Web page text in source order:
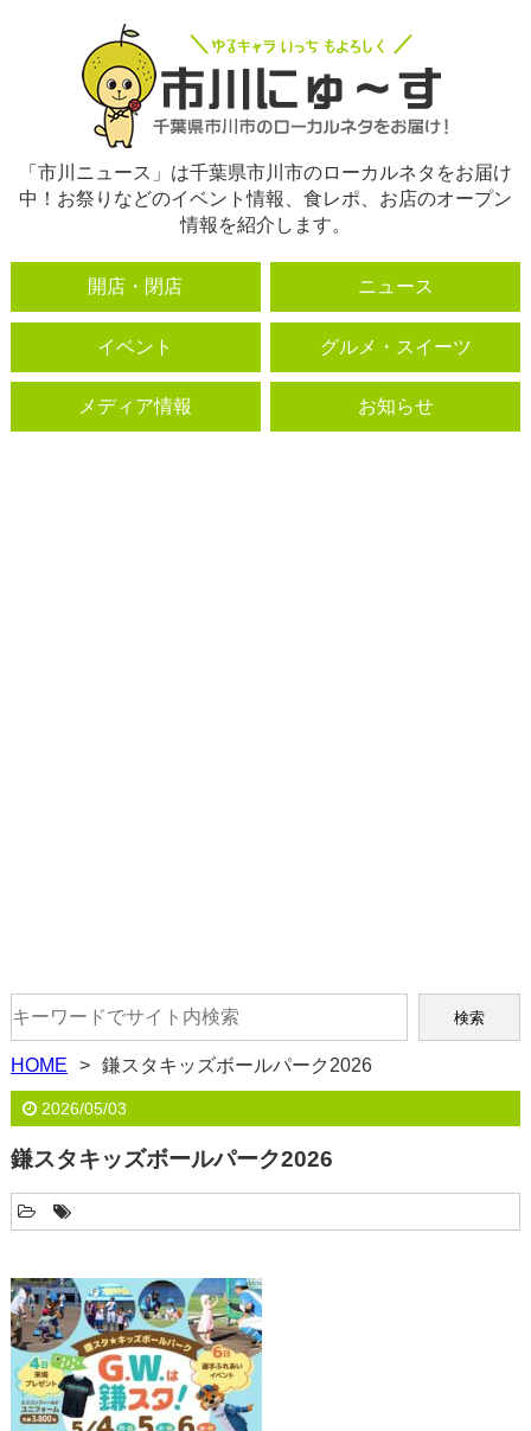
「市川ニュース」は千葉県市川市のローカルネタをお届け
中！お祭りなどのイベント情報、食レポ、お店のオープン
情報を紹介します。
開店・閉店 ニュース
イベント グルメ・スイーツ
メディア情報 お知らせ
HOME 鎌スタキッズボールパーク2026
2026/05/03
鎌スタキッズボールパーク2026